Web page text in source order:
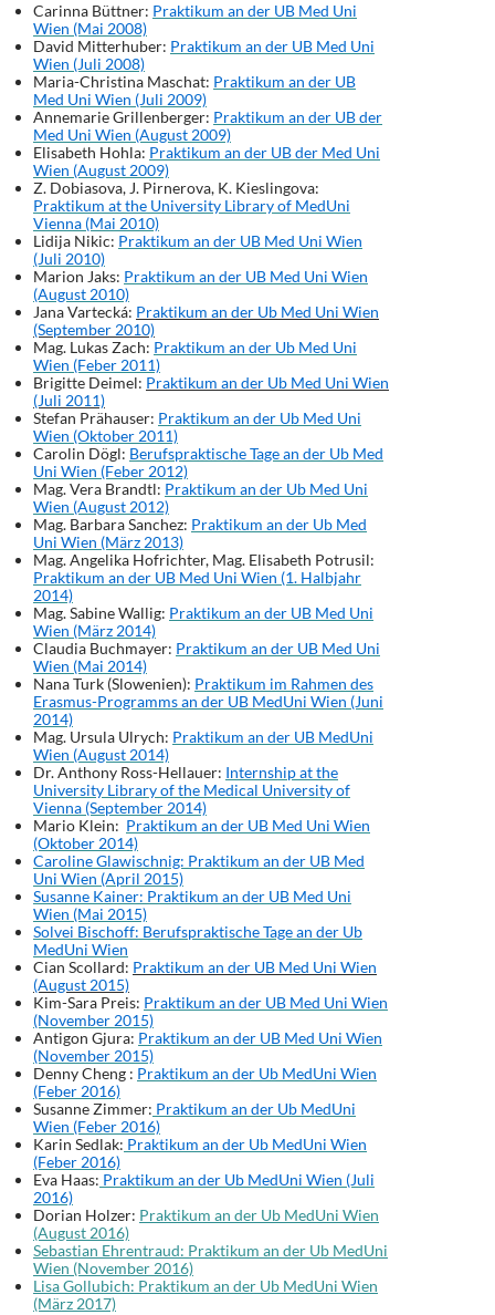
Carinna Büttner: Praktikum an der UB Med Uni
Wien (Mai 2008)
David Mitterhuber: Praktikum an der UB Med Uni
Wien (Juli 2008)
Maria-Christina Maschat: Praktikum an der UB
Med Uni Wien (Juli 2009)
Annemarie Grillenberger: Praktikum an der UB der
Med Uni Wien (August 2009)
Elisabeth Hohla: Praktikum an der UB der Med Uni
Wien (August 2009)
Z. Dobiasova, J. Pirnerova, K. Kieslingova:
Praktikum at the University Library of MedUni
Vienna (Mai 2010)
Lidija Nikic: Praktikum an der UB Med Uni Wien
(Juli 2010)
Marion Jaks: Praktikum an der UB Med Uni Wien
(August 2010)
Jana Vartecká: Praktikum an der Ub Med Uni Wien
(September 2010)
Mag. Lukas Zach: Praktikum an der Ub Med Uni
Wien (Feber 2011)
Brigitte Deimel: Praktikum an der Ub Med Uni Wien
(Juli 2011)
Stefan Prähauser: Praktikum an der Ub Med Uni
Wien (Oktober 2011)
Carolin Dögl: Berufspraktische Tage an der Ub Med
Uni Wien (Feber 2012)
Mag. Vera Brandtl: Praktikum an der Ub Med Uni
Wien (August 2012)
Mag. Barbara Sanchez: Praktikum an der Ub Med
Uni Wien (März 2013)
Mag. Angelika Hofrichter, Mag. Elisabeth Potrusil:
Praktikum an der UB Med Uni Wien (1. Halbjahr
2014)
Mag. Sabine Wallig: Praktikum an der UB Med Uni
Wien (März 2014)
Claudia Buchmayer: Praktikum an der UB Med Uni
Wien (Mai 2014)
Nana Turk (Slowenien): Praktikum im Rahmen des
Erasmus-Programms an der UB MedUni Wien (Juni
2014)
Mag. Ursula Ulrych: Praktikum an der UB MedUni
Wien (August 2014)
Dr. Anthony Ross-Hellauer: Internship at the
University Library of the Medical University of
Vienna (September 2014)
Mario Klein: Praktikum an der UB Med Uni Wien
(Oktober 2014)
Caroline Glawischnig: Praktikum an der UB Med
Uni Wien (April 2015)
Susanne Kainer: Praktikum an der UB Med Uni
Wien (Mai 2015)
Solvei Bischoff: Berufspraktische Tage an der Ub
MedUni Wien
Cian Scollard: Praktikum an der UB Med Uni Wien
(August 2015)
Kim-Sara Preis: Praktikum an der UB Med Uni Wien
(November 2015)
Antigon Gjura: Praktikum an der UB Med Uni Wien
(November 2015)
Denny Cheng : Praktikum an der Ub MedUni Wien
(Feber 2016)
Susanne Zimmer: Praktikum an der Ub MedUni
Wien (Feber 2016)
Karin Sedlak: Praktikum an der Ub MedUni Wien
(Feber 2016)
Eva Haas: Praktikum an der Ub MedUni Wien (Juli
2016)
Dorian Holzer: Praktikum an der Ub MedUni Wien
(August 2016)
Sebastian Ehrentraud: Praktikum an der Ub MedUni
Wien (November 2016)
Lisa Gollubich: Praktikum an der Ub MedUni Wien
(März 2017)